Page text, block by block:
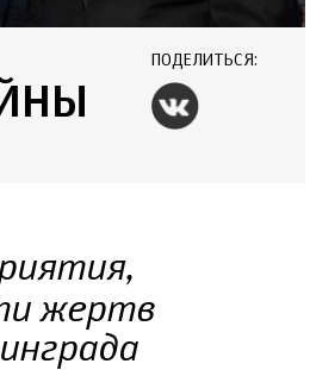
ПОДЕЛИТЬСЯ:
жертв